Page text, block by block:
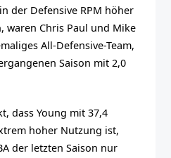
der Defensive RPM höher
waren Chris Paul und Mike
All-Defensive-Team,
Saison mit 2,0
dass Young mit 37,4
hoher Nutzung ist,
der letzten Saison nur